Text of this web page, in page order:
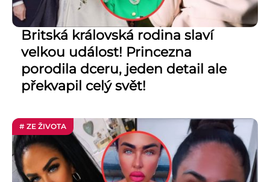
Britská královská rodina slaví
velkou událost! Princezna
porodila dceru, jeden detail ale
překvapil celý svět!
# ZE ŽIVOTA